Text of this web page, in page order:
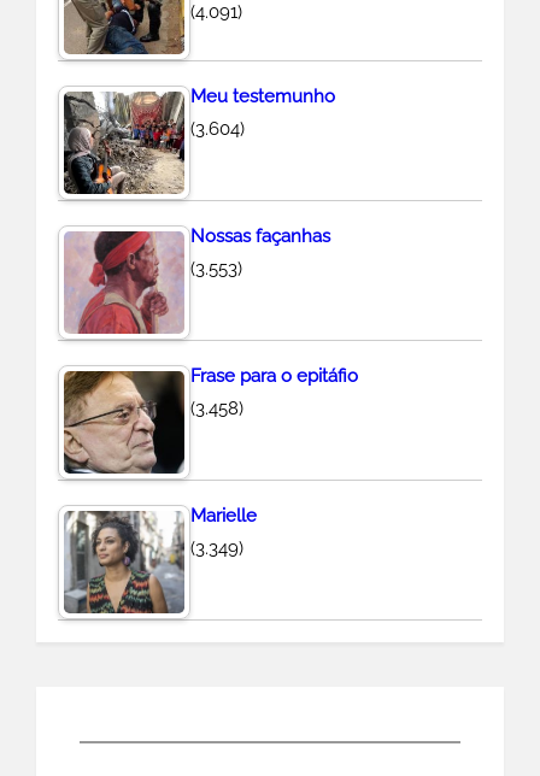
(4.091)
Meu testemunho
(3.604)
Nossas façanhas
(3.553)
Frase para o epitáfio
(3.458)
Marielle
(3.349)